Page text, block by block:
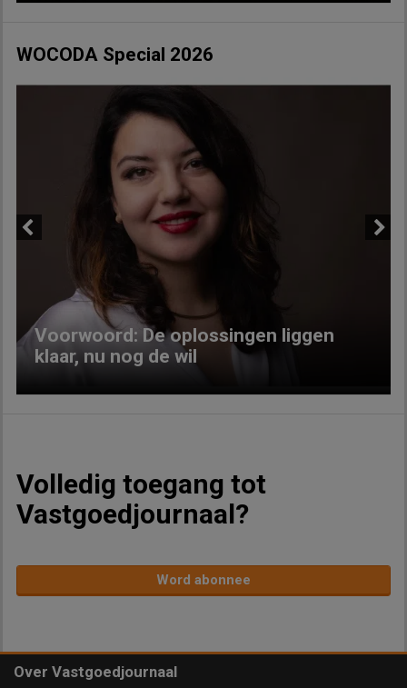
WOCODA Special 2026
Voorwoord: De oplossingen liggen
klaar, nu nog de wil
Volledig toegang tot
Vastgoedjournaal?
Word abonnee
Over Vastgoedjournaal